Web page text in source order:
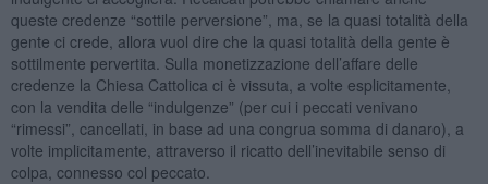
queste credenze “sottile perversione”, ma, se la quasi totalità della
gente ci crede, allora vuol dire che la quasi totalità della gente è
sottilmente pervertita. Sulla monetizzazione dell’affare delle
credenze la Chiesa Cattolica ci è vissuta, a volte esplicitamente,
con la vendita delle “indulgenze” (per cui i peccati venivano
“rimessi”, cancellati, in base ad una congrua somma di danaro), a
volte implicitamente, attraverso il ricatto dell’inevitabile senso di
colpa, connesso col peccato.